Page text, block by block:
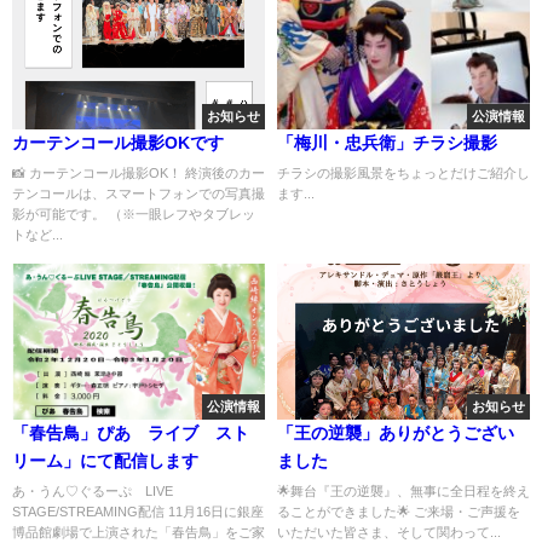
お知らせ
カーテンコール撮影OKです
📸 カーテンコール撮影OK！ 終演後のカー
テンコールは、スマートフォンでの写真撮
影が可能です。 （※一眼レフやタブレッ
トなど...
公演情報
「梅川・忠兵衛」チラシ撮影
チラシの撮影風景をちょっとだけご紹介し
ます...
公演情報
「春告鳥」ぴあ ライブ スト
リーム」にて配信します
あ・うん♡ぐるーぷ LIVE
STAGE/STREAMING配信 11月16日に銀座
博品館劇場で上演された「春告鳥」をご家
お知らせ
「王の逆襲」ありがとうござい
ました
🌟舞台『王の逆襲』、無事に全日程を終え
ることができました🌟 ご来場・ご声援を
いただいた皆さま、そして関わって...